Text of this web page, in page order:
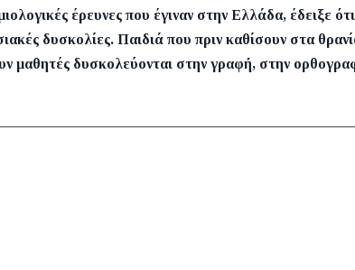
έρευνες που έγιναν στην Ελλάδα, έδειξε
δυσκολίες. Παιδιά που πριν καθίσουν στα
μαθητές δυσκολεύονται στην γραφή, στην